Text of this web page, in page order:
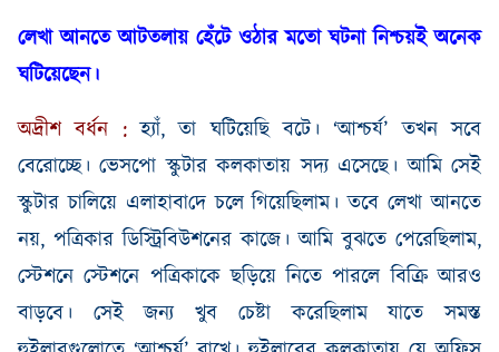
লেখা আনতে আটতলায় হেঁটে ওঠার মতো ঘটনা নিশ্চয়ই অনেক
ঘটিয়েছেন।
অদ্রীশ বর্ধন :হ্যাঁ,তা ঘটিয়েছি বটে। ‘আশ্চর্য’তখনসবে
বেরোচ্ছে। ভেসপো স্কুটার কলকাতায় সদ্য এসেছে। আমি সেই
স্কুটার চালিয়ে এলাহাবাদেচলে গিয়েছিলাম। তবে লেখা আনতে
নয়, পত্রিকার ডিস্ট্রিবিউশনের কাজে। আমি বুঝতে পেরেছিলাম,
স্টেশনে স্টেশনে পত্রিকাকে ছড়িয়ে নিতে পারলে বিক্রি আরও
বাড়বে। সেই জন্য খুব চেষ্টা করেছিলাম যাতে সমস্ত